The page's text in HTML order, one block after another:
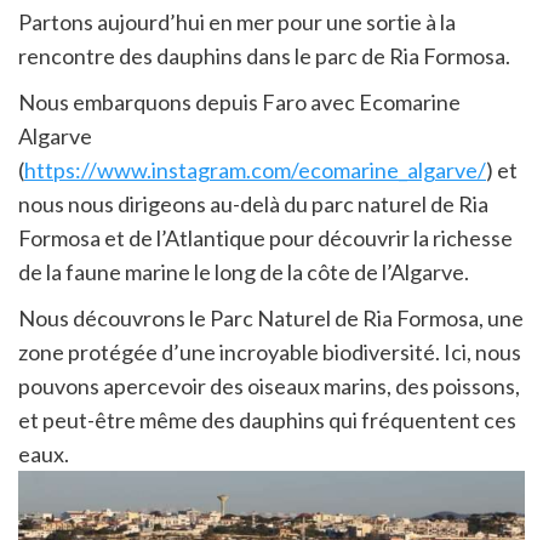
Partons aujourd’hui en mer pour une sortie à la
rencontre des dauphins dans le parc de Ria Formosa.
Nous embarquons depuis Faro avec Ecomarine
Algarve
(https://www.instagram.com/ecomarine_algarve/) et
nous nous dirigeons au-delà du parc naturel de Ria
Formosa et de l’Atlantique pour découvrir la richesse
de la faune marine le long de la côte de l’Algarve.
Nous découvrons le Parc Naturel de Ria Formosa, une
zone protégée d’une incroyable biodiversité. Ici, nous
pouvons apercevoir des oiseaux marins, des poissons,
et peut-être même des dauphins qui fréquentent ces
eaux.